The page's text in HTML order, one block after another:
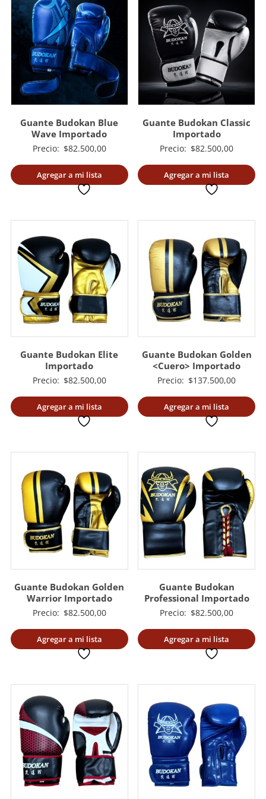
Guante Budokan Blue
Wave Importado
Precio: $82.500,00
Agregar a mi lista
Guante Budokan Classic
Importado
Precio: $82.500,00
Agregar a mi lista
Guante Budokan Elite
Importado
Precio: $82.500,00
Agregar a mi lista
Guante Budokan Golden
<Cuero> Importado
Precio: $137.500,00
Agregar a mi lista
Guante Budokan Golden
Warrior Importado
Precio: $82.500,00
Agregar a mi lista
Guante Budokan
Professional Importado
Precio: $82.500,00
Agregar a mi lista